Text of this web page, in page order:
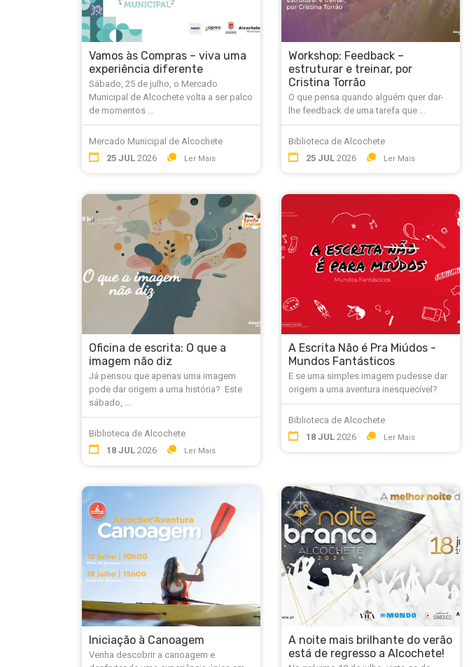
Vamos às Compras – viva uma
experiência diferente
Sábado, 25 de julho, o Mercado
Municipal de Alcochete volta a ser palco
de momentos ...
Mercado Municipal de Alcochete
25 JUL 2026 Ler Mais
Workshop: Feedback –
estruturar e treinar, por
Cristina Torrão
O que pensa quando alguém quer dar-
lhe feedback de uma tarefa que ...
Biblioteca de Alcochete
25 JUL 2026 Ler Mais
Oficina de escrita: O que a
imagem não diz
Já pensou que apenas uma imagem
pode dar origem a uma história? Este
sábado, ...
Biblioteca de Alcochete
18 JUL 2026 Ler Mais
A Escrita Não é Pra Miúdos -
Mundos Fantásticos
E se uma simples imagem pudesse dar
origem a uma aventura inesquecível?
Biblioteca de Alcochete
18 JUL 2026 Ler Mais
Iniciação à Canoagem
Venha descobrir a canoagem e
A noite mais brilhante do verão
está de regresso a Alcochete!